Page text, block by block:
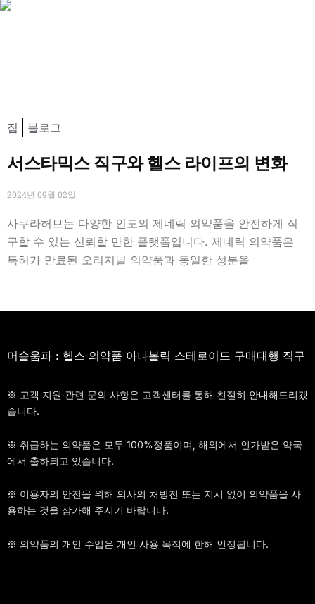
집 블로그
서스타믹스 직구와 헬스 라이프의 변화
2024년 09월 02일
사쿠라허브는 다양한 인도의 제네릭 의약품을 안전하게 직
구할 수 있는 신뢰할 만한 플랫폼입니다. 제네릭 의약품은
특허가 만료된 오리지널 의약품과 동일한 성분을
머슬움파 : 헬스 의약품 아나볼릭 스테로이드 구매대행 직구
※ 고객 지원 관련 문의 사항은 고객센터를 통해 친절히 안내해드리겠
습니다.
※ 취급하는 의약품은 모두 100%정품이며, 해외에서 인가받은 약국
에서 출하되고 있습니다.
※ 이용자의 안전을 위해 의사의 처방전 또는 지시 없이 의약품을 사
용하는 것을 삼가해 주시기 바랍니다.
※ 의약품의 개인 수입은 개인 사용 목적에 한해 인정됩니다.